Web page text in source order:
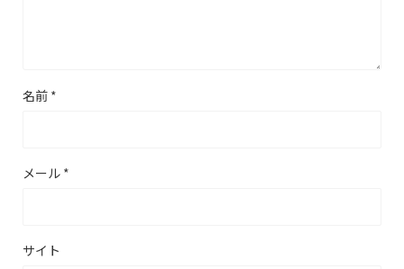
名前 *
メール *
サイト